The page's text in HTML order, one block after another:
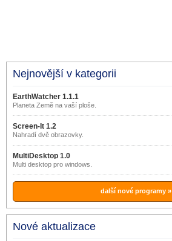
Nejnovější v kategorii
EarthWatcher 1.1.1
Planeta Země na vaší ploše.
Screen-It 1.2
Nahradí dvě obrazovky.
MultiDesktop 1.0
Multi desktop pro windows.
další nové programy »
Nové aktualizace